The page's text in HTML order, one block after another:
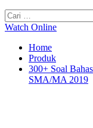
Cari
untuk:
Watch Online
Home
Produk
300+ Soal
SMA/MA 2019